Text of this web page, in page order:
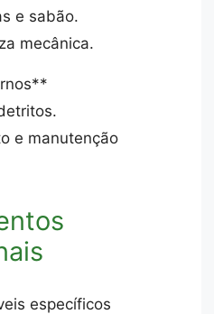
e sabão.
mecânica.
e manutenção
específicos